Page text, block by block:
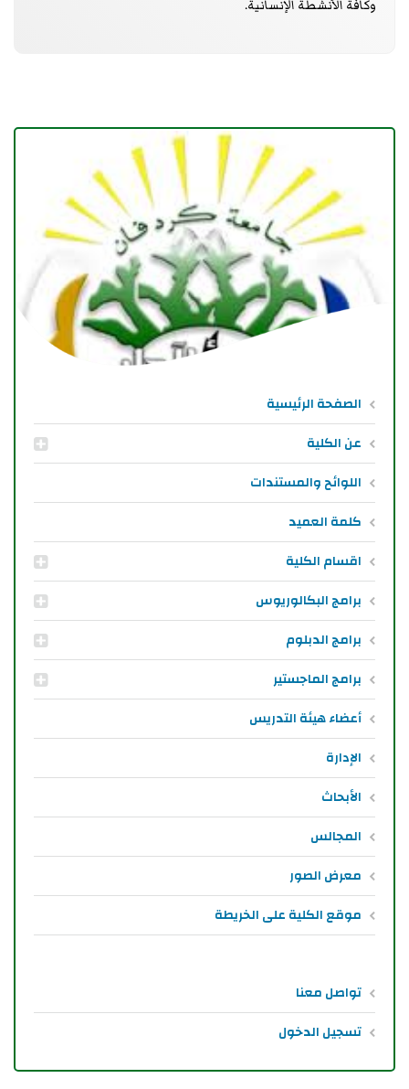
الصفحة الرئيسية
عن الكلية
اللوائح والمستندات
كلمة العميد
اقسام الكلية
برامج البكالوريوس
برامج الدبلوم
برامج الماجستير
أعضاء هيئة التدريس
الإدارة
الأبحاث
المجالس
معرض الصور
موقع الكلية على الخريطة
تواصل معنا
تسجيل الدخول
وكافة الأنشطة الإنسانية.